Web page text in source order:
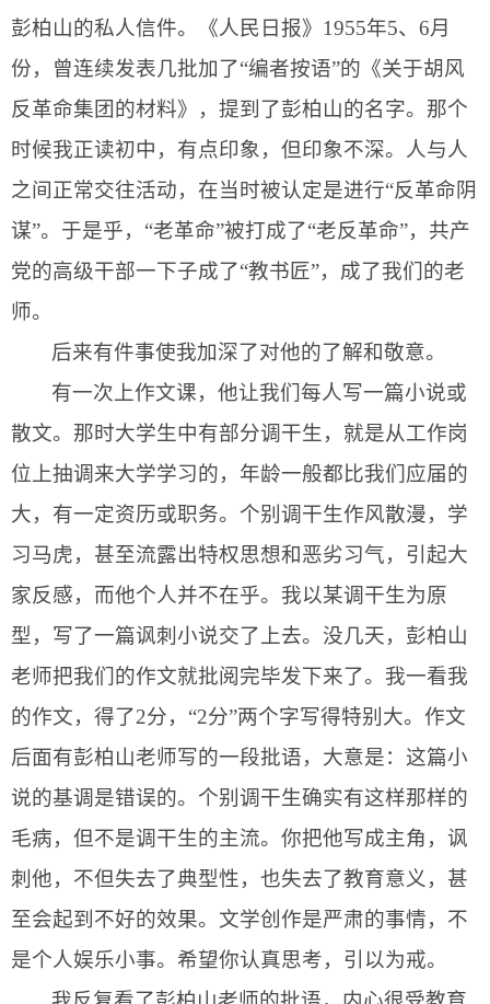
彭柏山的私人信件。《人民日报》 1955年5、 6月
份，曾连续发表几批加了“编者按语”的《关于胡风
反革命集团的材料》，提到了彭柏山的名字。那个
时候我正读初中，有点印象，但印象不深。人与人
之间正常交往活动，在当时被认定是进行“反革命阴
谋”。于是乎，“老革命”被打成了“老反革命”，共产
党的高级干部一下子成了“教书匠”，成了我们的老
师。
后来有件事使我加深了对他的了解和敬意。
有一次上作文课，他让我们每人写一篇小说或
散文。那时大学生中有部分调干生，就是从工作岗
位上抽调来大学学习的，年龄一般都比我们应届的
大，有一定资历或职务。个别调干生作风散漫，学
习马虎，甚至流露出特权思想和恶劣习气，引起大
家反感，而他个人并不在乎。我以某调干生为原
型，写了一篇讽刺小说交了上去。没几天， 彭柏山
老师把我们的作文就批阅完毕发下来了。我一看我
的作文，得了2分，“2分”两个字写得特别大。作文
后面有彭柏山老师写的一段批语，大意是：这篇小
说的基调是错误的。个别调干生确实有这样那样的
毛病，但不是调干生的主流。你把他写成主角，讽
刺他，不但失去了典型性，也失去了教育意义，甚
至会起到不好的效果。文学创作是严肃的事情，不
是个人娱乐小事。希望你认真思考，引以为戒。